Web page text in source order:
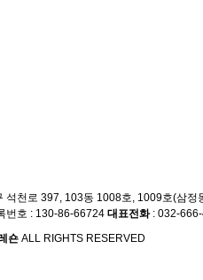
석천로 397, 103동 1008호, 1009호(삼
번호 : 130-86-66724 대표전화: 032-666-
숀 ALL RIGHTS RESERVED